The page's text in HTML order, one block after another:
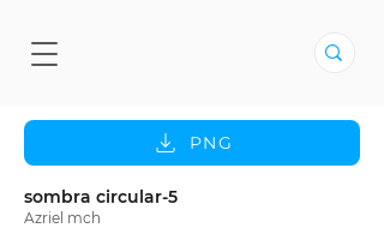
PNG
sombra circular-5
Azriel mch